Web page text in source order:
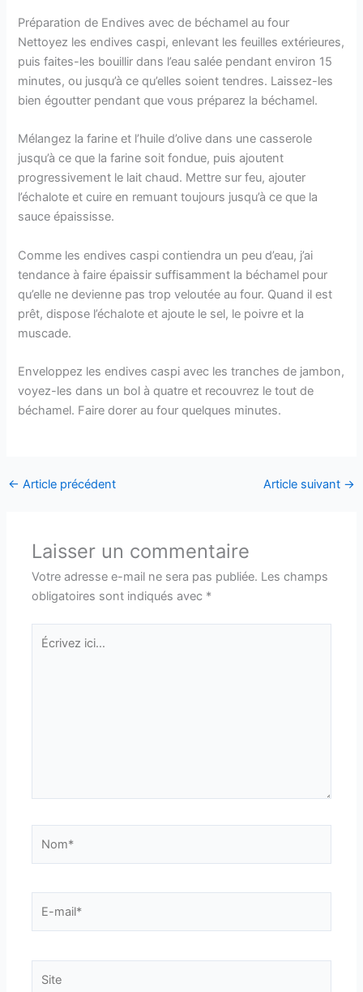
Préparation de Endives avec de béchamel au four
Nettoyez les endives caspi, enlevant les feuilles extérieures,
puis faites-les bouillir dans l’eau salée pendant environ 15
minutes, ou jusqu’à ce qu’elles soient tendres. Laissez-les
bien égoutter pendant que vous préparez la béchamel.
Mélangez la farine et l’huile d’olive dans une casserole
jusqu’à ce que la farine soit fondue, puis ajoutent
progressivement le lait chaud. Mettre sur feu, ajouter
l’échalote et cuire en remuant toujours jusqu’à ce que la
sauce épaississe.
Comme les endives caspi contiendra un peu d’eau, j’ai
tendance à faire épaissir suffisamment la béchamel pour
qu’elle ne devienne pas trop veloutée au four. Quand il est
prêt, dispose l’échalote et ajoute le sel, le poivre et la
muscade.
Enveloppez les endives caspi avec les tranches de jambon,
voyez-les dans un bol à quatre et recouvrez le tout de
béchamel. Faire dorer au four quelques minutes.
← Article précédent Article suivant →
Laisser un commentaire
Votre adresse e-mail ne sera pas publiée. Les champs
obligatoires sont indiqués avec *
Écrivez
ici…
mail*